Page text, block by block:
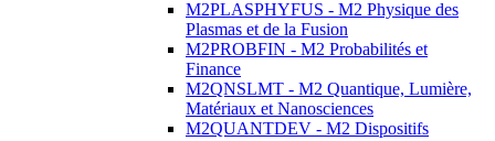
M2PLASPHYFUS - M2 Physique des
Plasmas et de la Fusion
M2PROBFIN - M2 Probabilités et
Finance
M2QNSLMT - M2 Quantique, Lumière,
Matériaux et Nanosciences
M2QUANTDEV - M2 Dispositifs